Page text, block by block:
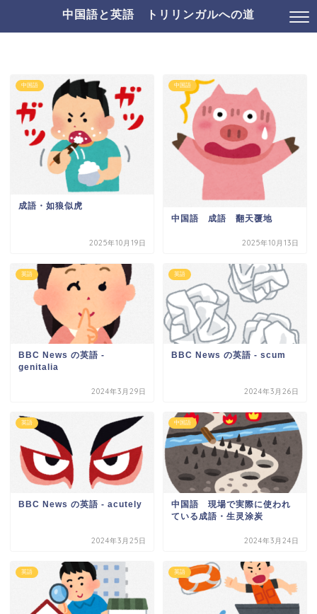
中国語と英語 トリリンガルへの道
中国語
成語・如狼似虎
2025年10月19日
中国語
中国語 成語 翻天覆地
2025年10月13日
英語
BBC News の英語 -
genitalia
2024年3月29日
英語
BBC News の英語 - scum
2024年3月26日
英語
BBC News の英語 - acutely
2024年3月25日
中国語
中国語 現場で実際に使われ
ている成語・生灵涂炭
2024年3月24日
英語 英語